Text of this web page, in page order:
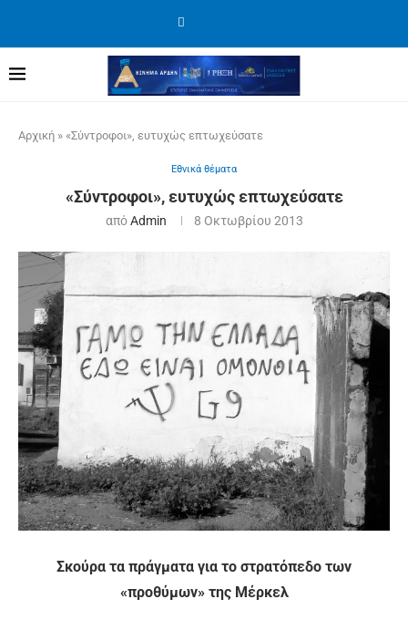
Αρχική » «Σύντροφοι», ευτυχώς επτωχεύσατε
Εθνικά θέματα
«Σύντροφοι», ευτυχώς επτωχεύσατε
απόAdmin 8 Οκτωβρίου 2013
Σκούρα τα πράγματα για το στρατόπεδο των
«προθύμων» της Μέρκελ